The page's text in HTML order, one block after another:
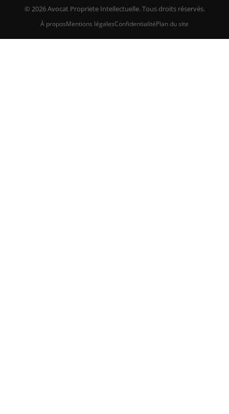
© 2026 Avocat Propriete Intellectuelle. Tous droits réservés.
À proposMentions légalesConfidentialitéPlan du site